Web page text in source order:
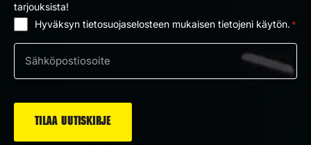
tarjouksista!
Hyväksyn tietosuojaselosteen mukaisen tietojeni käytön. *
Sähköposti